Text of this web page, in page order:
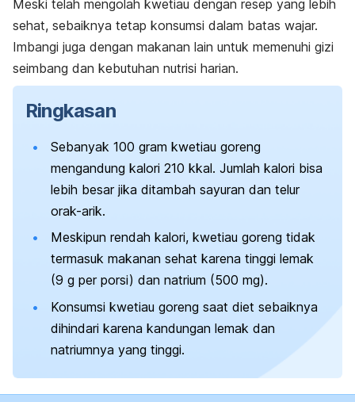
Meski telah mengolah kwetiau dengan resep yang lebih
sehat, sebaiknya tetap konsumsi dalam batas wajar.
Imbangi juga dengan makanan lain untuk memenuhi gizi
seimbang dan kebutuhan nutrisi harian.
Ringkasan
Sebanyak 100 gram kwetiau goreng
mengandung kalori 210 kkal. Jumlah kalori bisa
lebih besar jika ditambah sayuran dan telur
orak-arik.
Meskipun rendah kalori, kwetiau goreng tidak
termasuk makanan sehat karena tinggi lemak
(9 g per porsi) dan natrium (500 mg).
Konsumsi kwetiau goreng saat diet sebaiknya
dihindari karena kandungan lemak dan
natriumnya yang tinggi.